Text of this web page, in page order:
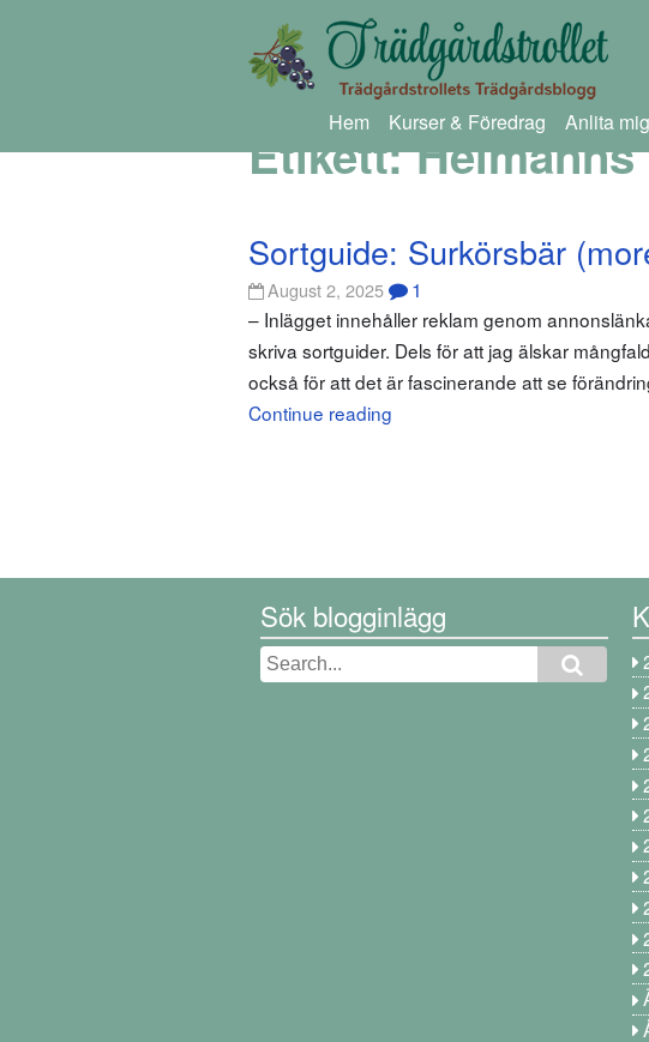
Hem Kurser & Föredrag Anlita mig
Etikett:
Sortguide: Surkörsbär
August 2, 2025 1
– Inlägget innehåller reklam genom
skriva sortguider. Dels för att jag älskar
också för att det är fascinerande att se
Continue reading
Sök blogginlägg